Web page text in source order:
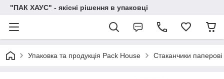
"ПАК ХАУС" - якісні рішення в упаковці
Упаковка та продукція Pack House Стаканчики